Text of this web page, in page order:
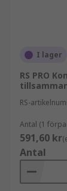
I lager
RS PRO
RS-
Antal (1
591,60 kr
Antal